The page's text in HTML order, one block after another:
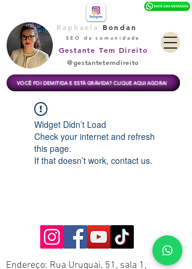
VOCÊ FOI DEMITIDA E ESTÁ GRÁVIDA? CLIQUE AQUI AGORA!
Raphaela Bondan
SEO da comunidade
Gestante Tem Direito
@gestantetemdireito
Widget Didn’t Load
Check your internet and refresh
this page.
If that doesn’t work, contact us.
Endereço: Rua Uruguai, 51, sala 1,